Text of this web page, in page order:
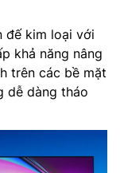
Content
T2C)
HDMI 2.1 x4,
3.5 mm,
đế kim loại với
khả năng nâng
trên các bề mặt
dễ dàng tháo